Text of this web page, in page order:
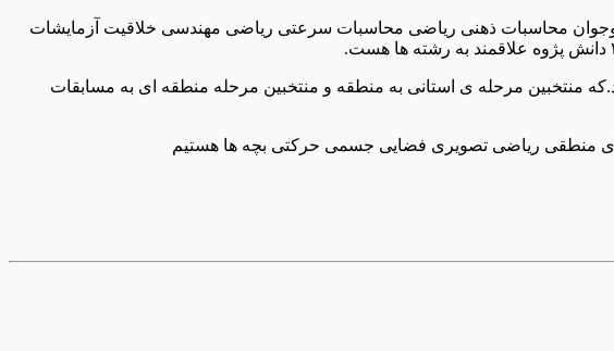
کودک و نوجوان محاسبات ذهنی ریاضی محاسبات سرعتی ریاضی مهندسی خلاقیت آزمایشات
مرحله ی استانی به منطقه و منتخبین مرحله منطقه ای به مسابقات
منطقی ریاضی تصویری فضایی جسمی حرکتی بچه ها هستیم